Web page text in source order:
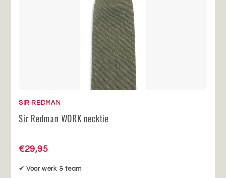
SIR REDMAN
Sir Redman WORK necktie
€29,95
✔ Voor werk & team